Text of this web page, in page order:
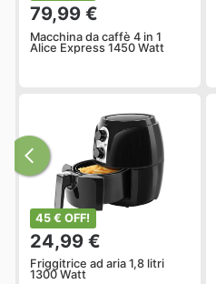
79,99 €
Macchina da caffè 4 in 1
Alice Express 1450 Watt
45 € OFF!
24,99 €
Friggitrice ad aria 1,8 litri
1300 Watt